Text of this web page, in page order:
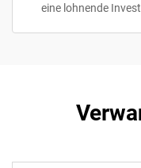
eine lohnende